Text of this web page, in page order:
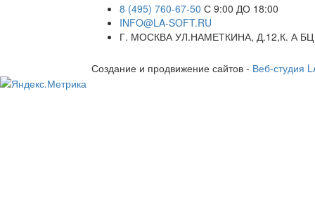
8 (495) 760-67-50 С 9:00 ДО 18:00
INFO@LA-SOFT.RU
Г. МОСКВА УЛ.НАМЕТКИНА, Д.12,К. А
Создание и продвижение сайтов - Веб-студия